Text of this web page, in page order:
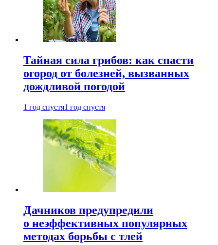
Тайная сила грибов: как спасти
огород от болезней, вызванных
дождливой погодой
1 год спустя1 год спустя
Дачников предупредили
о неэффективных популярных
методах борьбы с тлей